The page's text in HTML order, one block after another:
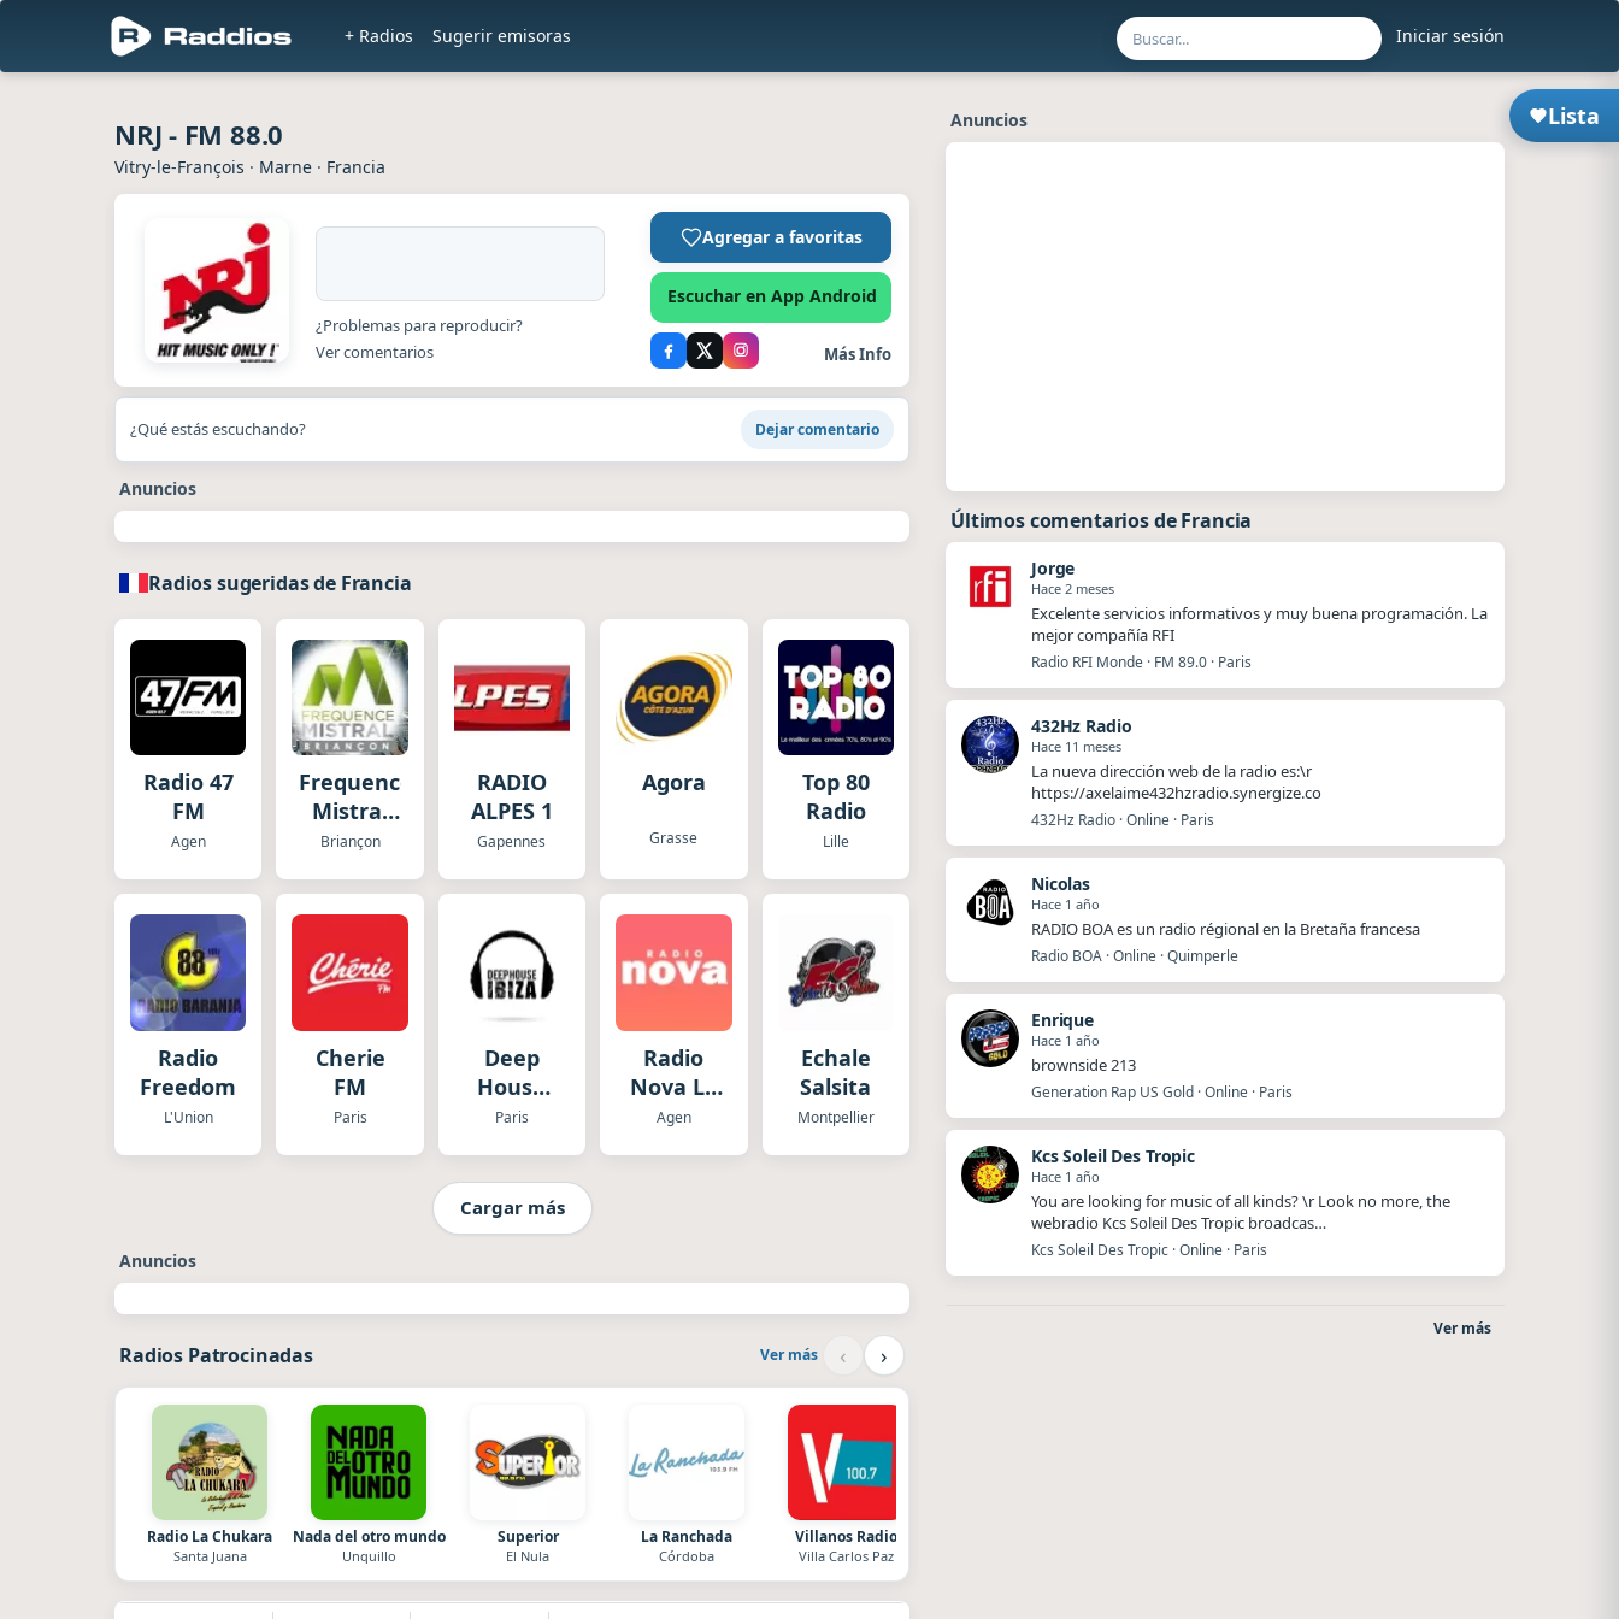
Iniciar sesión
+ Radios Sugerir emisoras
Lista
NRJ - FM 88.0
Vitry-le-François · Marne · Francia
¿Problemas para reproducir?
Ver comentarios
Agregar a favoritas
Escuchar en App Android
Más Info
¿Qué estás escuchando? Dejar comentario
Anuncios
Radios sugeridas de Francia
Radio 47
FM
Agen
Frequence
Mistral
Briancon
Briançon
RADIO
ALPES 1
Gapennes
Agora
Grasse
Top 80
Radio
Lille
Radio
Freedom
L'Union
Cherie
FM
Paris
Deep
House
Ibiza
Paris
Radio
Nova La
Gran Mix
Agen
Echale
Salsita
Montpellier
Cargar más
Anuncios
Radios Patrocinadas Ver más ‹ ›
Radio La Chukara
Santa Juana
Nada del otro mundo
Unquillo
Superior
El Nula
La Ranchada
Córdoba
Villanos Radio
Villa Carlos Paz
Anuncios
Últimos comentarios de Francia
Jorge
Hace 2 meses
Excelente servicios informativos y muy buena programación. La
mejor compañía RFI
Radio RFI Monde · FM 89.0 · Paris
432Hz Radio
Hace 11 meses
La nueva dirección web de la radio es:\r
https://axelaime432hzradio.synergize.co
432Hz Radio · Online · Paris
Nicolas
Hace 1 año
RADIO BOA es un radio régional en la Bretaña francesa
Radio BOA · Online · Quimperle
Enrique
Hace 1 año
brownside 213
Generation Rap US Gold · Online · Paris
Kcs Soleil Des Tropic
Hace 1 año
You are looking for music of all kinds? \r Look no more, the
webradio Kcs Soleil Des Tropic broadcas…
Kcs Soleil Des Tropic · Online · Paris
Ver más